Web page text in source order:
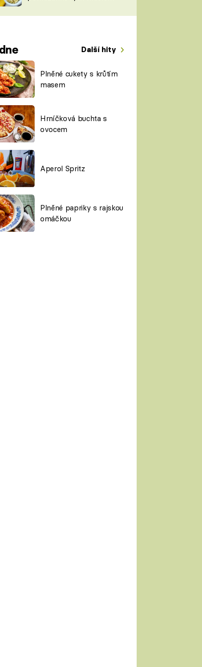
Další hity
Plněné cukety s krůtím
masem
Hrníčková buchta s
ovocem
Aperol Spritz
Plněné papriky s rajskou
omáčkou